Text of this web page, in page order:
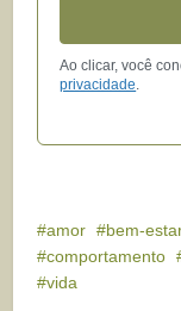
Ao clicar, você
privacidade.
amor bem-
comportamento
vida